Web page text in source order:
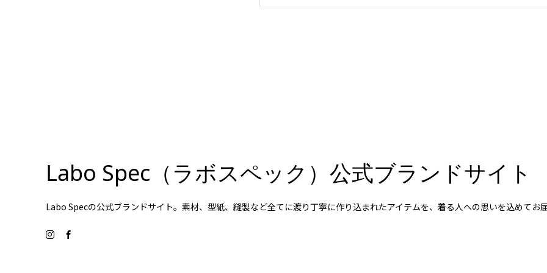
Labo Spec（ラボスペック）公式ブランドサイト
Labo Specの公式ブランドサイト。素材、型紙、縫製など全てに渡り丁寧に作り込まれたアイテムを、着る人への思いを込めてお